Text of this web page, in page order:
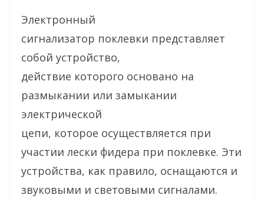
Электронный
сигнализатор поклевки представляет
собой устройство,
действие которого основано на
размыкании или замыкании
электрической
цепи, которое осуществляется при
участии лески фидера при поклевке. Эти
устройства, как правило, оснащаются и
звуковыми и световыми сигналами.